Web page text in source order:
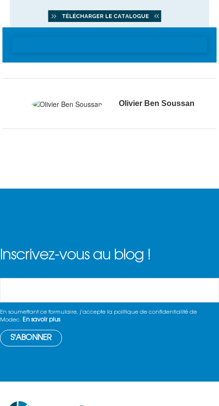
Olivier Ben Soussan
Inscrivez-vous au blog !
En soumettant ce formulaire, j'accepte la politique de confidentialité de
Modec. En savoir plus